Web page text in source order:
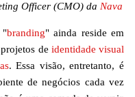
Officer (CMO) da Nava
"branding" ainda reside em
de identidade visual
. Essa visão, entretanto, é
de negócios cada vez